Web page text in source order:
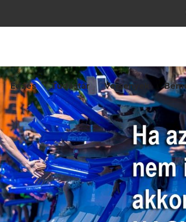
Edzés Tudástár Versenyek